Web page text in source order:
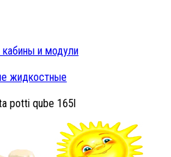
и модули
жидкостные
potti qube 165l